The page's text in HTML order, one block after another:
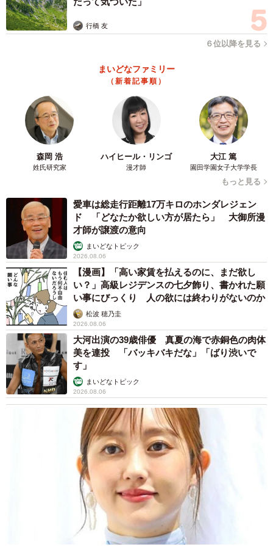
神楽殿の大しめ縄は想像通りの迫力…／事務員Gさん（@ZimuinG）提供
「事務員G」さんは、訪問前にパンフレットで場所を確認し
ていたため、最初から正しい場所を把握していたといいま
す。
反響の大きさについて、「事務員G」さんはこう話します。
「想像以上に多くの方が『知らずに帰った』と話してくだ
さり驚きました。Xでも悔しそうなエピソードが次々と書き
込まれています」
また、この投稿に対して、多くの方が中学校の授業でも習
う古典作品『徒然草』の「仁和寺にある法師」を引用した
コメントを寄せたことも、「事務員G」さんには印象的だっ
たといいます。
「仁和寺にある法師」は、念願の神社を訪れたお坊さん
が、ふもとの建物だけを見て「本殿はここだ」と思い込
み、本物の本殿がある山の上に登らないまま帰ってしまっ
たというお話です。作者の吉田兼好は、「小さなことで
も、案内してくれる人がいてほしいものだ」という教訓で
締めくくっています。
「私の投稿が、これから出雲大社を訪れる方の『案内役』
になれたなら、これほどうれしいことはありません」と
行橋 友
６位以降を見る
まいどなファミリー
（新着記事順）
森岡 浩
姓氏研究家
ハイヒール・リンゴ
漫才師
大江 篤
園田学園女子大学学長
もっと見る
愛車は総走行距離17万キロのホンダレジェン
ド 「どなたか欲しい方が居たら」 大御所漫
才師が譲渡の意向
まいどなトピック
2026.08.06
【漫画】「高い家賃を払えるのに、まだ欲し
い？」高級レジデンスの七夕飾り、書かれた願
い事にびっくり 人の欲には終わりがないのか
松波 穂乃圭
2026.08.06
大河出演の39歳俳優 真夏の海で赤銅色の肉体
美を連投 「バッキバキだな」「ばり渋いで
す」
まいどなトピック
2026.08.06